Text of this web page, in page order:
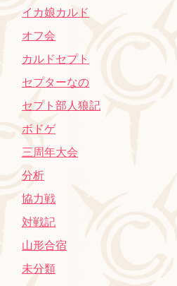
イカ娘カルド
オフ会
カルドセプト
セプターなの
セプト部人狼記
ボドゲ
三周年大会
分析
協力戦
対戦記
山形合宿
未分類